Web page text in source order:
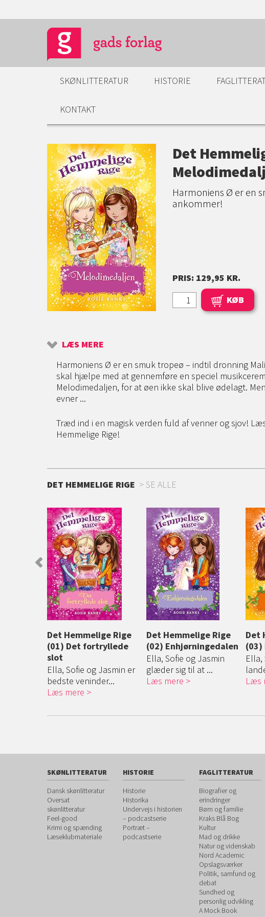
SKØNLITTERATUR HISTORIE
KONTAKT
Det
Harmoniens Ø er en
ankommer!
PRIS: 129,95 KR.
KØB
LÆS MERE
Harmoniens Ø er en smuk tropeø – indtil dronning
skal hjælpe med at gennemføre en speciel
Melodimedaljen, for at øen ikke skal blive ødelagt.
evner ...
Træd ind i en magisk verden fuld af venner og sjov!
Hemmelige Rige!
DET HEMMELIGE RIGE SE ALLE
Det Hemmelige Rige
(01) Det fortryllede
slot
Ella, Sofie og Jasmin er
bedste veninder...
Læs mere
Det Hemmelige Rige
(02) Enhjørningedalen
Ella, Sofie og Jasmin
glæder sig til at ...
Læs mere
Det
(03)
Ella,
Læs
SKØNLITTERATUR
Dansk skønlitteratur
Oversat
skønlitteratur
Feel-good
Krimi og spænding
Læseklubmateriale
HISTORIE
Historie
Historika
Undervejs i historien
– podcastserie
Portræt –
podcastserie
FAGLITTERATUR
Biografier og
erindringer
Børn og familie
Kraks Blå Bog
Kultur
Mad og drikke
Natur og videnskab
Nord Academic
Opslagsværker
Politik, samfund og
debat
Sundhed og
personlig udvikling
A Mock Book